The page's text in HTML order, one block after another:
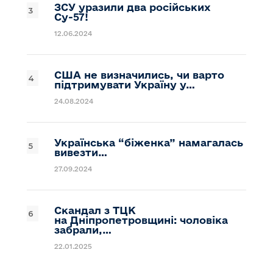
ЗСУ уразили два російських
Су-57!
12.06.2024
США не визначились, чи варто
підтримувати Україну у…
24.08.2024
Українська “біженка” намагалась
вивезти…
27.09.2024
Скандал з ТЦК
на Дніпропетровщині: чоловіка
забрали,…
22.01.2025